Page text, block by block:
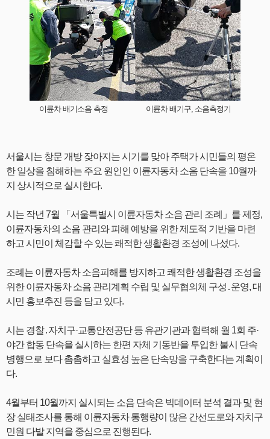
이륜차 배기소음 측정 이륜차 배기구, 소음측정기
서울시는 창문 개방 잦아지는 시기를 맞아 주택가 시민들의 평온
한 일상을 침해하는 주요 원인인 이륜자동차 소음 단속을 10월까
지 상시적으로 실시한다.
시는 작년 7월 「서울특별시 이륜자동차 소음 관리 조례」를 제정,
이륜자동차의 소음 관리와 피해 예방을 위한 제도적 기반을 마련
하고 시민이 체감할 수 있는 쾌적한 생활환경 조성에 나섰다.
조례는 이륜자동차 소음피해를 방지하고 쾌적한 생활환경 조성을
위한 이륜자동차 소음 관리계획 수립 및 실무협의체 구성․운영, 대
시민 홍보추진 등을 담고 있다.
시는 경찰․자치구·교통안전공단 등 유관기관과 협력해 월 1회 주·
야간 합동 단속을 실시하는 한편 자체 기동반을 투입한 불시 단속
병행으로 보다 촘촘하고 실효성 높은 단속망을 구축한다는 계획이
다.
4월부터 10월까지 실시되는 소음 단속은 빅데이터 분석 결과 및 현
장 실태조사를 통해 이륜자동차 통행량이 많은 간선도로와 자치구
민원 다발 지역을 중심으로 진행된다.